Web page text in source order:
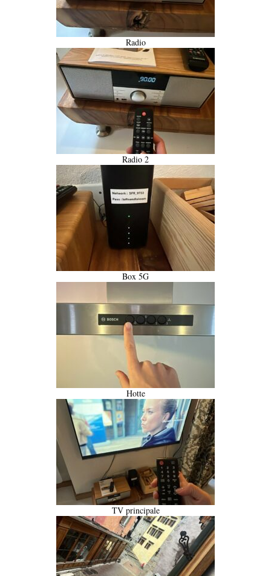
Radio
Radio 2
Box 5G
Hotte
TV principale